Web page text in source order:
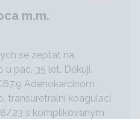
m.m.
se zeptat na
pac. 35 let. Děkuji.
Adenokarcinom
transuretrální koagulaci
8/23 s komplikovaným